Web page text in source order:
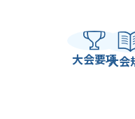
大会要項大会